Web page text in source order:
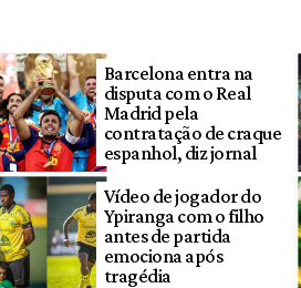
Barcelona entra na
disputa com o Real
Madrid pela
contratação de craque
espanhol, diz jornal
Vídeo de jogador do
Ypiranga com o filho
antes de partida
emociona após
tragédia